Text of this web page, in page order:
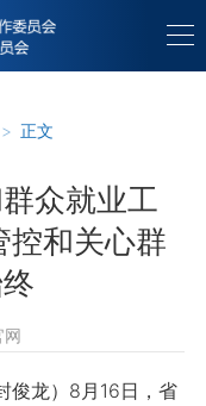
> 正文
众就业工
控和关心群
网
龙）8月16日，省